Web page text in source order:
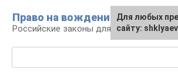
контенту
Право на вождение
Российские законы для
Для любых
сайту: